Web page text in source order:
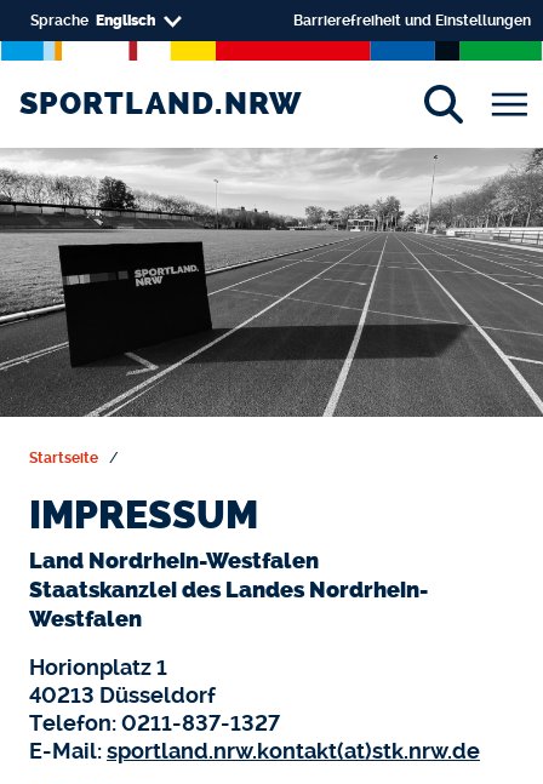
Skip to main content
Select your language
Sprache Englisch Barrierefreiheit und Einstellungen
SPORTLAND.NRW
SPORTLAND.NRW
Startseite
IMPRESSUM
Land Nordrhein-Westfalen
Staatskanzlei des Landes Nordrhein-
Westfalen
Horionplatz 1
40213 Düsseldorf
Telefon: 0211-837-1327
E-Mail:sportland.nrw.kontakt(at)stk.nrw.de